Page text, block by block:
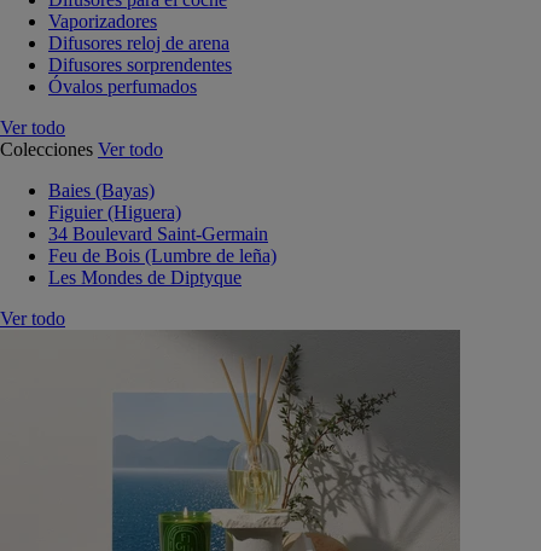
Vaporizadores
Difusores reloj de arena
Difusores sorprendentes
Óvalos perfumados
Ver todo
Colecciones Ver todo
Baies (Bayas)
Figuier (Higuera)
34 Boulevard Saint-Germain
Feu de Bois (Lumbre de leña)
Les Mondes de Diptyque
Ver todo